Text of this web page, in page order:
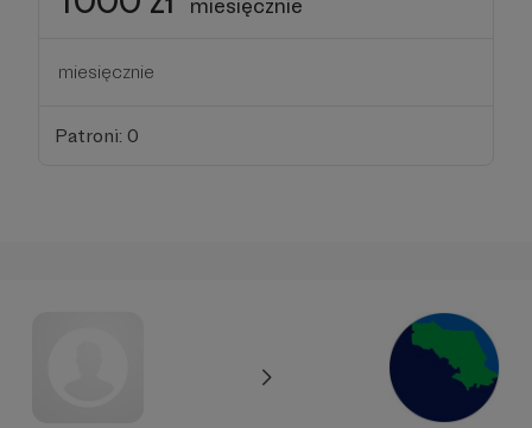
miesięcznie
miesięcznie
Patroni: 0